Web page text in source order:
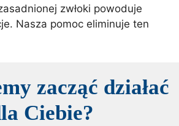
zwłoki powoduje
Nasza pomoc eliminuje ten
zacząć działać
Ciebie?